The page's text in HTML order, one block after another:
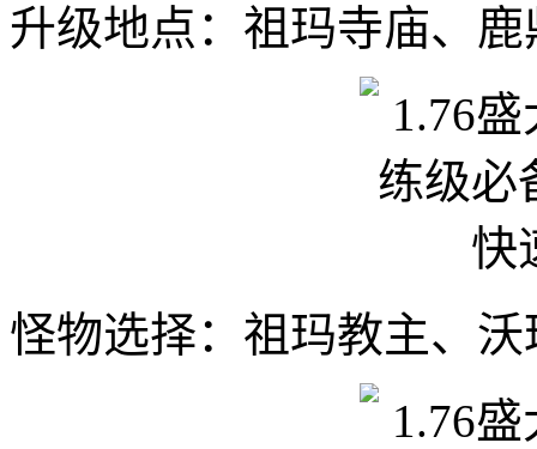
升级地点：祖玛寺庙、
怪物选择：祖玛教主、沃